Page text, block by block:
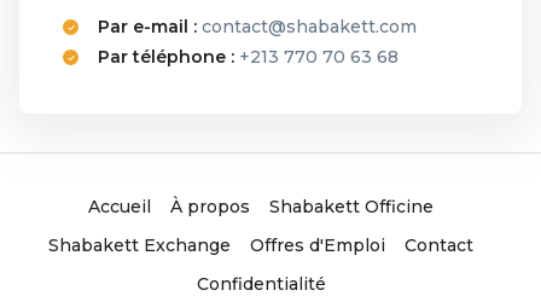
Par e-mail : contact@shabakett.com
Par téléphone : +213 770 70 63 68
Accueil À propos
Shabakett Officine
Shabakett Exchange
Offres d'Emploi
Contact
Confidentialité